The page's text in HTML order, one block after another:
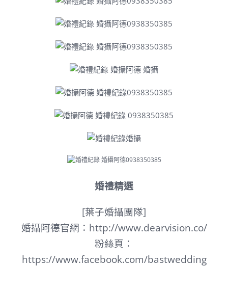
婚禮精選
[葉子婚攝團隊]
婚攝阿德官網： http://www.dearvision.co/
粉絲頁：
https://www.facebook.com/bastwedding